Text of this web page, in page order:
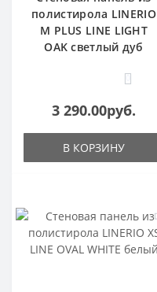
полистирола LINERIO
M PLUS LINE LIGHT
OAK светлый дуб
0
3 290.00руб.
В КОРЗИНУ